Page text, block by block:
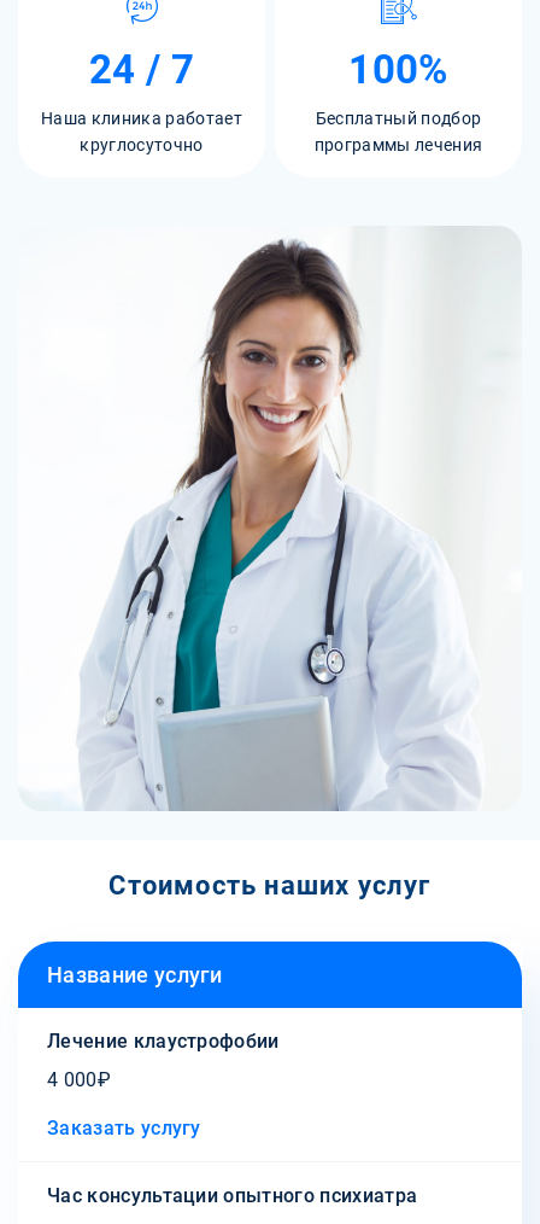
24 / 7
Наша клиника работает
круглосуточно
100%
Бесплатный подбор
программы лечения
Стоимость наших услуг
Название услуги
Лечение клаустрофобии
4 000₽
Заказать услугу
Час консультации опытного психиатра